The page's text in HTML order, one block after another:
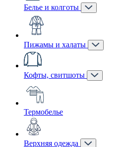
Белье и колготы
Пижамы и халаты
Кофты, свитшоты
Термобелье
Верхняя одежда